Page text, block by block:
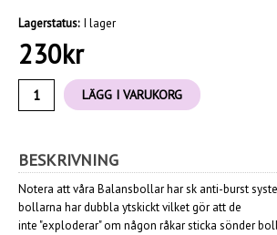
Lagerstatus: I lager
230kr
LÄGG I VARUKORG
BESKRIVNING
Notera att våra Balansbollar har sk anti-burst
bollarna har dubbla ytskickt vilket gör att de
inte "exploderar" om någon råkar sticka sönder